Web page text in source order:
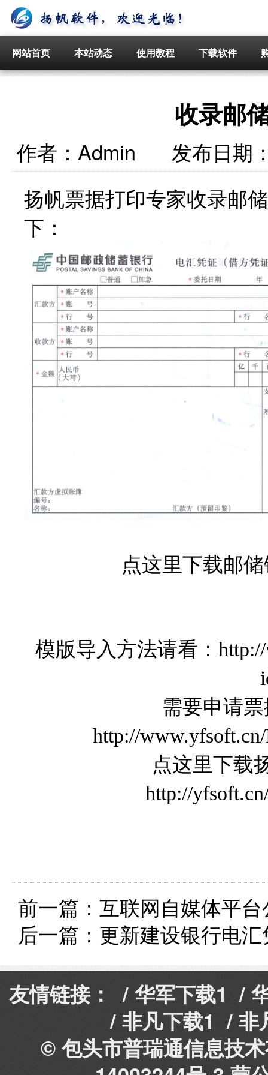
网站首页 本站动态 使用教程 下载软件
收录邮
作者： Admin 发布日期
扬帆票据打印专家收录邮
下：
点这里下载邮
模版导入方法请看：http://
需要申请
http://
点这里下载
http://
前一篇： 互联网自媒体平
后一篇： 更新建设银行电
友情链接： / 华军下载1 /
/ 非凡下载1 / 非
© 包头市普瑞通信息技